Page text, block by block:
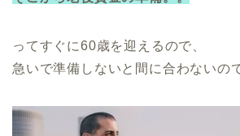
ってすぐに60歳を迎えるので、
急いで準備しないと間に合わないの